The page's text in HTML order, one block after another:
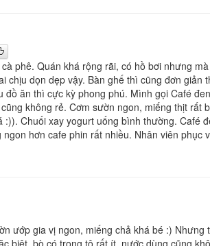
phê. Quán khá rộng rãi, có hồ bơi nhưng
chịu dọn dẹp vậy. Bàn ghế thì cũng đơn
đồ ăn thì cực kỳ phong phú. Mình gọi Café
không rẻ. Cơm sườn ngon, miếng thịt
Chuối xay yogurt uống bình thường. Café
hơn cafe phin rất nhiều. Nhân viên phục
ướp gia vị ngon, miếng chả khá bé :)